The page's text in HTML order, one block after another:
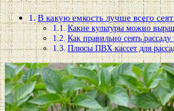
В какую емкость лучше всего
Какие культуры можно
Как правильно сеять рассаду
Плюсы ПВХ кассет для